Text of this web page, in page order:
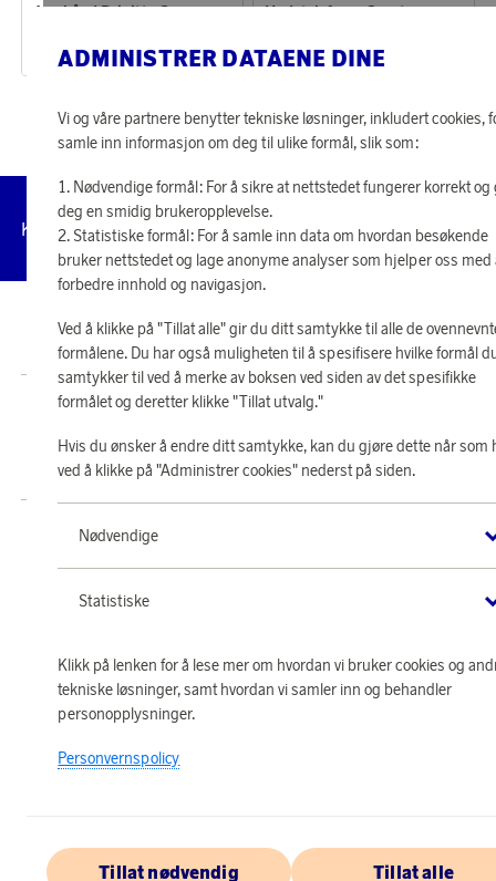
Armbånd Brigitte Champagne Mist
227 kr
Hodetelefoner Sport TWS Escape
eller 244 kr
ADMINISTRER DATAENE DINE
Vi og våre partnere benytter tekniske løsninger, inkludert cookies,
samle inn informasjon om deg til ulike formål, slik som:
Nødvendige formål: For å sikre at nettstedet fungerer korrekt og
deg en smidig brukeropplevelse.
Statistiske formål: For å samle inn data om hvordan besøkende
bruker nettstedet og lage anonyme analyser som hjelper oss med
forbedre innhold og navigasjon.
Ved å klikke på "Tillat alle" gir du ditt samtykke til alle de
formålene. Du har også muligheten til å spesifisere hvilke formål
samtykker til ved å merke av boksen ved siden av det spesifikke
formålet og deretter klikke "Tillat utvalg."
Hvis du ønsker å endre ditt samtykke, kan du gjøre dette når som
ved å klikke på "Administrer cookies" nederst på siden.
Nødvendige
Statistiske
Klikk på lenken for å lese mer om hvordan vi bruker cookies og
tekniske løsninger, samt hvordan vi samler inn og behandler
personopplysninger.
Personvernspolicy
Tillat nødvendig Tillat alle
Kundeservice Vilkår Personvernpolicy
cookies
© 2026 Scandinavian Airlines System-Denmark-Norway-Sweden, org.nr
902001-7720, 195 87 Stockholm
Butikk SAS EuroBonus drives av Crossroads Loyalty Solutions AS (Postboks
Copyright © 2026 Crossroads Loyalty Solutions AS. Alle rettigheter
forbeholdt.